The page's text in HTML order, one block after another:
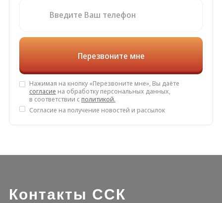
Нажимая на кнопку «Перезвоните мне», Вы даёте
согласие на обработку персональных данных,
в соответствии сполитикой.
Согласие на получение новостей и рассылок
Контакты ССК